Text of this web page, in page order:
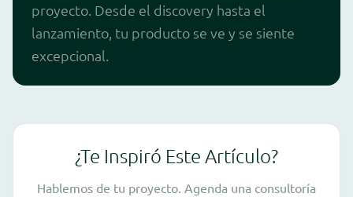
proyecto. Desde el discovery hasta el
lanzamiento, tu producto se ve y se siente
excepcional.
¿Te Inspiró Este Artículo?
Hablemos de tu proyecto. Agenda una consultoría